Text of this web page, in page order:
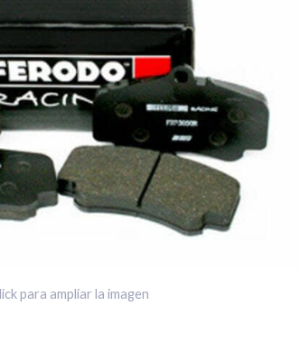
para ampliar la imagen